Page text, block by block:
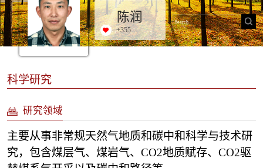
陈润
+355
科学研究
研究领域
主要从事非常规天然气地质和碳中和科学与技术研
究，包含煤层气、煤岩气、CO2地质赋存、CO2驱